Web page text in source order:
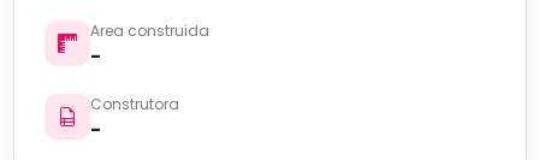
Area construida
-
Construtora
-